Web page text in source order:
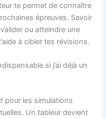
te permet de connaître
épreuves. Savoir
ou atteindre une
à cibler tes révisions.
si j’ai déjà un
pour les simulations
Un tableur devient